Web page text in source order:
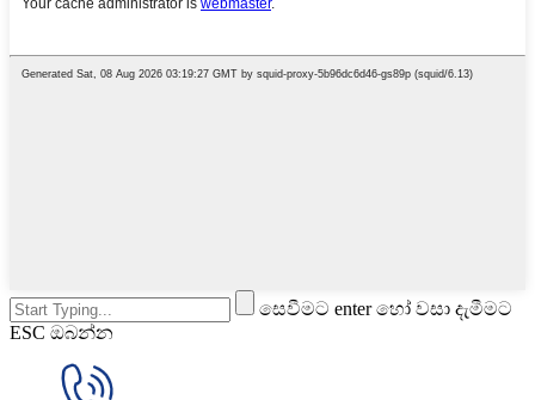
සෙවීමට enter හෝ වසා දැමීමට
ESC ඔබන්න